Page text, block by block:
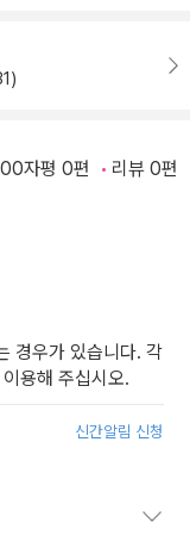
자평 0편 리뷰 0편
경우가 있습니다. 각
용해 주십시오.
신간알림 신청